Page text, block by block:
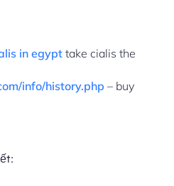
in egypt take cialis the
info/history.php – buy